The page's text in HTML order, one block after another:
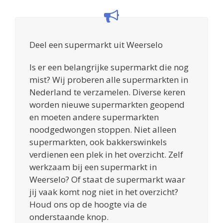
Deel een supermarkt uit Weerselo
Is er een belangrijke supermarkt die nog
mist? Wij proberen alle supermarkten in
Nederland te verzamelen. Diverse keren
worden nieuwe supermarkten geopend
en moeten andere supermarkten
noodgedwongen stoppen. Niet alleen
supermarkten, ook bakkerswinkels
verdienen een plek in het overzicht. Zelf
werkzaam bij een supermarkt in
Weerselo? Of staat de supermarkt waar
jij vaak komt nog niet in het overzicht?
Houd ons op de hoogte via de
onderstaande knop.